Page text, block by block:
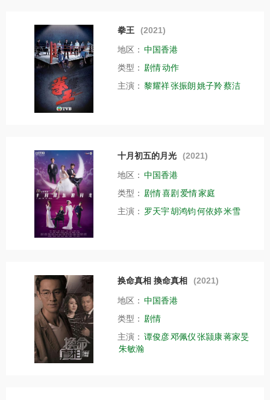
拳王 (2021)
地区： 中国香港
类型： 剧情动作
主演： 黎耀祥张振朗姚子羚蔡洁
十月初五的月光 (2021)
地区： 中国香港
类型： 剧情喜剧 爱情家庭
主演： 罗天宇胡鸿钧何依婷米雪
换命真相 換命真相 (2021)
地区： 中国香港
类型： 剧情
主演： 谭俊彦邓佩仪张颕康蒋家旻
朱敏瀚